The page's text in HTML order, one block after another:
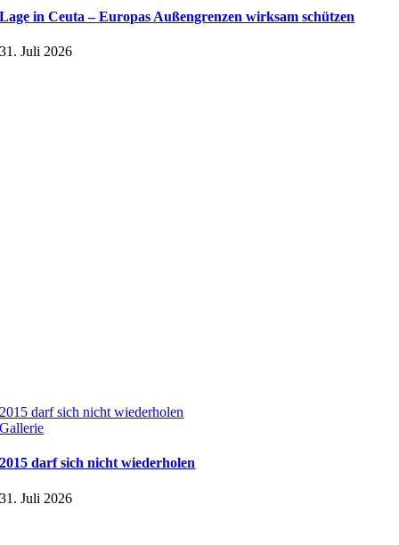
Lage in Ceuta – Europas Außengrenzen wirksam schützen
31. Juli 2026
2015 darf sich nicht wiederholen
Gallerie
2015 darf sich nicht wiederholen
31. Juli 2026